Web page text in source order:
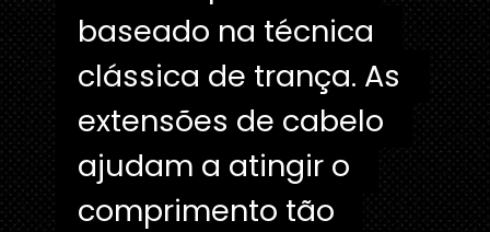
baseado na técnica
clássica de trança. As
extensões de cabelo
ajudam a atingir o
comprimento tão
baseado na técnica
clássica de trança. As
extensões de cabelo
ajudam a atingir o
comprimento tão